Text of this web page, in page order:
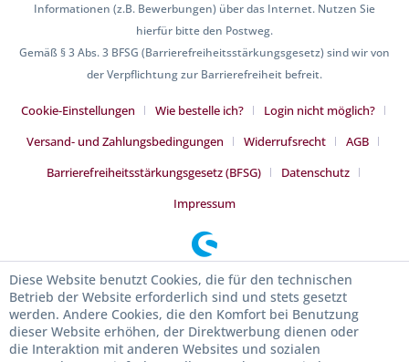
Informationen (z.B. Bewerbungen) über das Internet. Nutzen Sie
hierfür bitte den Postweg.
Gemäß § 3 Abs. 3 BFSG (Barrierefreiheitsstärkungsgesetz) sind wir von
der Verpflichtung zur Barrierefreiheit befreit.
Cookie-Einstellungen Wie bestelle ich?
Login nicht möglich?
Versand- und Zahlungsbedingungen
Widerrufsrecht
AGB
Barrierefreiheitsstärkungsgesetz (BFSG)
Datenschutz
Impressum
Diese Website benutzt Cookies, die für den technischen
Betrieb der Website erforderlich sind und stets gesetzt
werden. Andere Cookies, die den Komfort bei Benutzung
dieser Website erhöhen, der Direktwerbung dienen oder
die Interaktion mit anderen Websites und sozialen